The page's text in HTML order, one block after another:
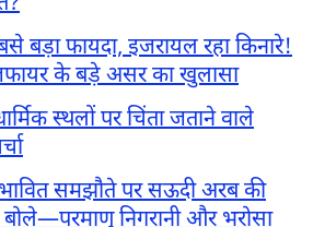
बड़ा फायदा, इजरायल रहा किनारे!
के बड़े असर का खुलासा
स्थलों पर चिंता जताने वाले
समझौते पर सऊदी अरब की
बोले—परमाणु निगरानी और भरोसा